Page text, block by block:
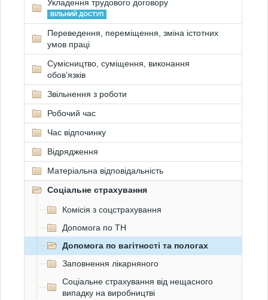
Укладення трудового договору
ВІЛЬНИЙ ДОСТУП
Переведення, переміщення, зміна істотних
умов праці
Сумісництво, суміщення, виконання
обов’язків
Звільнення з роботи
Робочий час
Час відпочинку
Відрядження
Матеріальна відповідальність
Соціальне страхування
Комісія з соцстрахування
Допомога по ТН
Допомога по вагітності та пологах
Заповнення лікарняного
Соціальне страхування від нещасного
випадку на виробництві